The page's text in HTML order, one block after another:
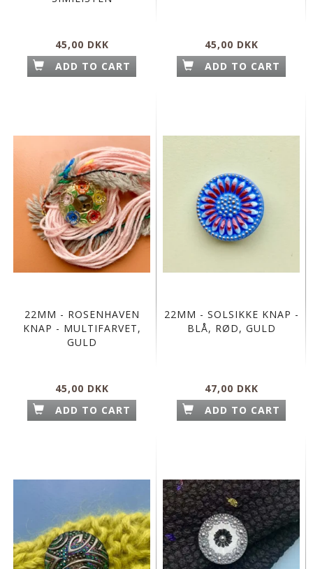
45,00 DKK
ADD TO CART
45,00 DKK
ADD TO CART
22MM - ROSENHAVEN
KNAP - MULTIFARVET,
GULD
45,00 DKK
ADD TO CART
22MM - SOLSIKKE KNAP -
BLÅ, RØD, GULD
47,00 DKK
ADD TO CART